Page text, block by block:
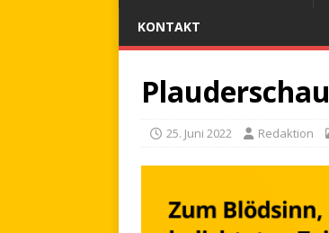
KONTAKT
Plauderschau
25. Juni 2022 Redaktion